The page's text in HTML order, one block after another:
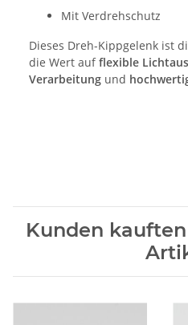
Mit Verdrehschutz
Dieses Dreh-Kippgelenk ist
die Wert aufflexible
Verarbeitung und
Kunden